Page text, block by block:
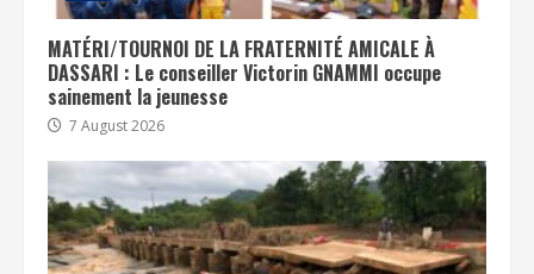
MATÉRI/TOURNOI DE LA FRATERNITÉ AMICALE À
DASSARI : Le conseiller Victorin GNAMMI occupe
sainement la jeunesse
7 August 2026